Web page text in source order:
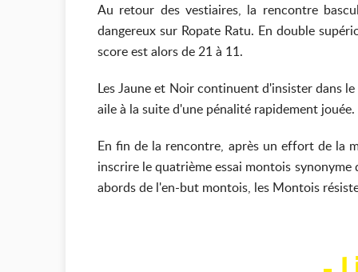
Au retour des vestiaires, la rencontre
dangereux sur Ropate Ratu. En double
score est alors de 21 à 11.
Les Jaune et Noir continuent d'insister dans
aile à la suite d'une pénalité rapidement
En fin de la rencontre, après un effort de la
inscrire le quatrième essai montois
abords de l'en-but montois, les Montois